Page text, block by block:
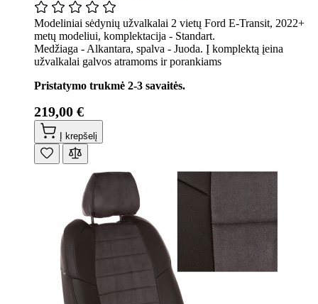
Modeliniai sėdynių užvalkalai 2 vietų Ford E-Transit, 2022+
metų modeliui, komplektacija - Standart.
Medžiaga - Alkantara, spalva - Juoda. Į komplektą įeina
užvalkalai galvos atramoms ir porankiams
Pristatymo trukmė 2-3 savaitės.
219,00 €
Į krepšelį